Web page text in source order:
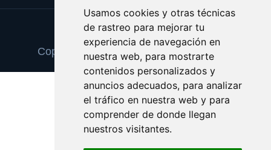
Usamos cookies y otras técnicas
de rastreo para mejorar tu
experiencia de navegación en
nuestra web, para mostrarte
contenidos personalizados y
anuncios adecuados, para analizar
el tráfico en nuestra web y para
comprender de donde llegan
nuestros visitantes.
Update cookies preferences
Copyright © 2025 tarjetadememoria.com